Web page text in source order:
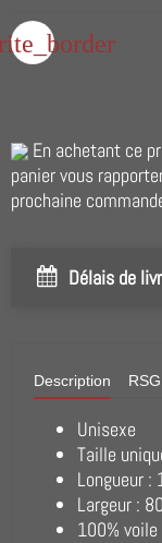
En achetant ce
panier vous
prochaine
Délais de
Description
Unisexe
Taille
Longueur :
Largeur :
100% voile